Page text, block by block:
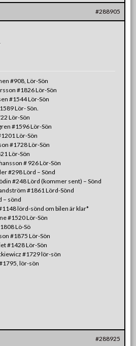
#288905
#908, Lör-Sön
#1826 Lör-Sön
#1544 Lör-Sön
Lör- Sön.
Lör-Sön
#1596 Lör-Sön
Lör-Sön
#1728 Lör-Sön
Lör-Sön
# 926 Lör-Sön
#298 Lörd – Sönd
#248 Lörd (kommer sent) – Sönd
#1861 Lörd-Sönd
– sönd
lörd-sönd om bilen är klar*
#1520 Lör-Sön
Lö-Sö
#1875 Lör-Sön
#1428 Lör-Sön
#1729 lör-sön
lör-sön
#288925